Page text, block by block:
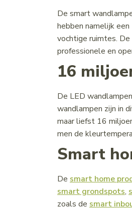
De smart
hebben namelijk
vochtige ruimtes.
professionele en
16
De LED
wandlampen zijn in
maar liefst 16
men de
Smart
De smart home
smart grondspots,
zoals de smart